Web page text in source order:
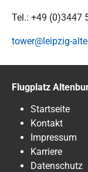
Tel.: +49 (0)3447
tower@leipzig-
Flugplatz
Startseite
Kontakt
Impressum
Karriere
Datenschutz